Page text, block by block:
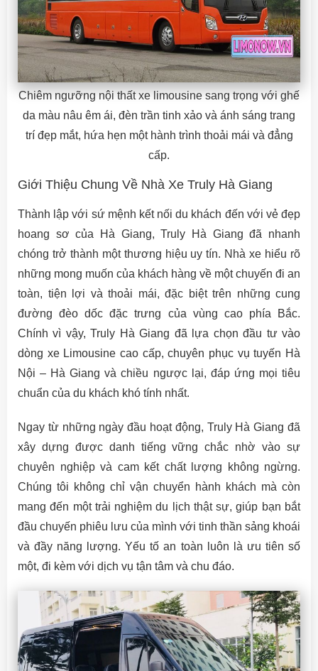
Chiêm ngưỡng nội thất xe limousine sang trọng với ghế
da màu nâu êm ái, đèn trần tinh xảo và ánh sáng trang
trí đẹp mắt, hứa hẹn một hành trình thoải mái và đẳng
cấp.
Giới Thiệu Chung Về Nhà Xe Truly Hà Giang
Thành lập với sứ mệnh kết nối du khách đến với vẻ đẹp
hoang sơ của Hà Giang, Truly Hà Giang đã nhanh
chóng trở thành một thương hiệu uy tín. Nhà xe hiểu rõ
những mong muốn của khách hàng về một chuyến đi an
toàn, tiện lợi và thoải mái, đặc biệt trên những cung
đường đèo dốc đặc trưng của vùng cao phía Bắc.
Chính vì vậy, Truly Hà Giang đã lựa chọn đầu tư vào
dòng xe Limousine cao cấp, chuyên phục vụ tuyến Hà
Nội – Hà Giang và chiều ngược lại, đáp ứng mọi tiêu
chuẩn của du khách khó tính nhất.
Ngay từ những ngày đầu hoạt động, Truly Hà Giang đã
xây dựng được danh tiếng vững chắc nhờ vào sự
chuyên nghiệp và cam kết chất lượng không ngừng.
Chúng tôi không chỉ vận chuyển hành khách mà còn
mang đến một trải nghiệm du lịch thật sự, giúp bạn bắt
đầu chuyến phiêu lưu của mình với tinh thần sảng khoái
và đầy năng lượng. Yếu tố an toàn luôn là ưu tiên số
một, đi kèm với dịch vụ tận tâm và chu đáo.